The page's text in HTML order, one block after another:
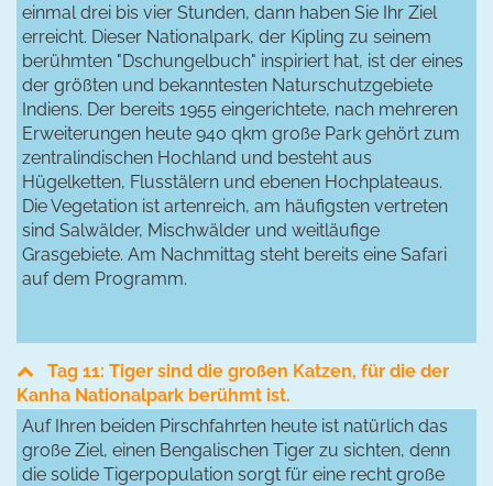
einmal drei bis vier Stunden, dann haben Sie Ihr Ziel
erreicht. Dieser Nationalpark, der Kipling zu seinem
berühmten "Dschungelbuch" inspiriert hat, ist der eines
der größten und bekanntesten Naturschutzgebiete
Indiens. Der bereits 1955 eingerichtete, nach mehreren
Erweiterungen heute 940 qkm große Park gehört zum
zentralindischen Hochland und besteht aus
Hügelketten, Flusstälern und ebenen Hochplateaus.
Die Vegetation ist artenreich, am häufigsten vertreten
sind Salwälder, Mischwälder und weitläufige
Grasgebiete. Am Nachmittag steht bereits eine Safari
auf dem Programm.
Tag 11: Tiger sind die großen Katzen, für die der
Kanha Nationalpark berühmt ist.
Auf Ihren beiden Pirschfahrten heute ist natürlich das
große Ziel, einen Bengalischen Tiger zu sichten, denn
die solide Tigerpopulation sorgt für eine recht große